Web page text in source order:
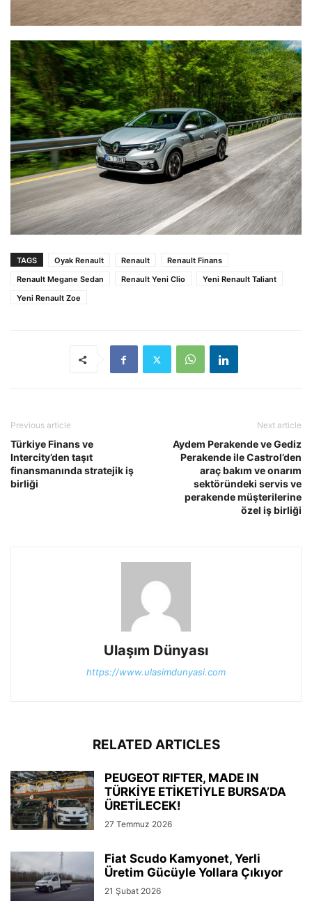
TAGS Oyak Renault Renault
Renault Finans
Renault Megane Sedan
Renault Yeni Clio
Yeni Renault Taliant
Yeni Renault Zoe
Previous article
Türkiye Finans ve
Intercity’den taşıt
finansmanında stratejik iş
birliği
Next article
Aydem Perakende ve Gediz
Perakende ile Castrol’den
araç bakım ve onarım
sektöründeki servis ve
perakende müşterilerine
özel iş birliği
Ulaşım Dünyası
https://www.ulasimdunyasi.com
RELATED ARTICLES
PEUGEOT RIFTER, MADE IN
TÜRKİYE ETİKETİYLE BURSA’DA
ÜRETİLECEK!
27 Temmuz 2026
Fiat Scudo Kamyonet, Yerli
Üretim Gücüyle Yollara Çıkıyor
21 Şubat 2026